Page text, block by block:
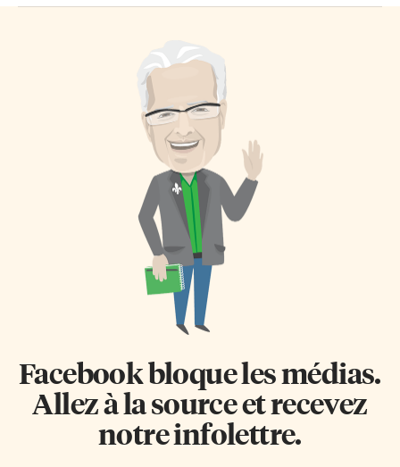
Facebook bloque les médias.
Allez à la source et recevez
notre infolettre.